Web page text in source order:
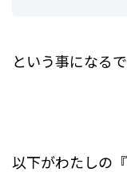
という事になるで
以下がわたしの